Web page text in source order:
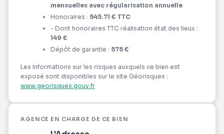
mensuelles avec régularisation annuelle
Honoraires : 545.71 € TTC
- Dont honoraires TTC réalisation état des lieux :
149 €
Dépôt de garantie : 575 €
Les informations sur les risques auxquels ce bien est
exposé sont disponibles sur le site Géorisques :
www.georisques.gouv.fr
AGENCE EN CHARGE DE CE BIEN